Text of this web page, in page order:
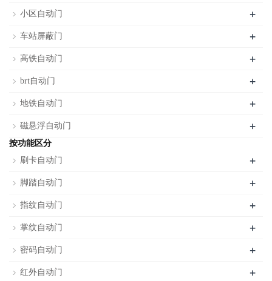
小区自动门 +
车站屏蔽门 +
高铁自动门 +
brt自动门 +
地铁自动门 +
磁悬浮自动门 +
按功能区分
刷卡自动门
+
脚踏自动门 +
指纹自动门 +
掌纹自动门 +
密码自动门 +
红外自动门 +